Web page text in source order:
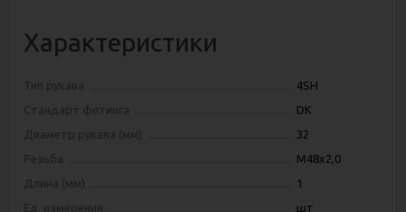
Характеристики
Тип рукава
4SH
Стандарт фитинга
DK
Диаметр рукава (мм)
32
Резьба
М48х2,0
Длина (мм)
1
Ед. измерения
шт